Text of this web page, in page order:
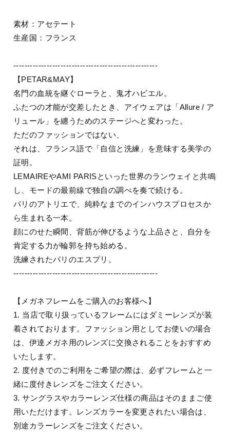
素材：アセテート
生産国：フランス
----------------------------------------------------
【PETAR&MAY】
名門の血統を継ぐローラと、鬼才ハビエル。
ふたつの才能が交差したとき、アイウェアは「Allure / ア
リュール」を纏うためのステージへと変わった。
ただのファッションではない、
それは、フランス語で「自信と洗練」を意味する美学の
証明。
LEMAIREやAMI PARISといった世界のランウェイと共鳴
し、モードの最前線で独自の調べを奏で続ける。
パリのアトリエで、純粋なまでのインハウスプロセスか
ら生まれる一本。
顔にのせた瞬間、背筋が伸びるような上品さと、自分を
肯定する力が輪郭を持ち始める。
洗練されたパリのエスプリ。
----------------------------------------------------
【メガネフレームをご購入のお客様へ】
1. 当店で取り扱っているフレームにはダミーレンズが装
着されております。ファッション用としてお使いの場合
は、伊達メガネ用のレンズに交換されることをおすすめ
いたします。
2. 度付きでのご利用をご希望の際は、必ずフレームと一
緒に度付きレンズをご注文ください。
3. サングラスやカラーレンズ仕様の商品はそのままご使
用いただけます。レンズカラーを変更されたい場合は、
別途カラーレンズをご注文ください。